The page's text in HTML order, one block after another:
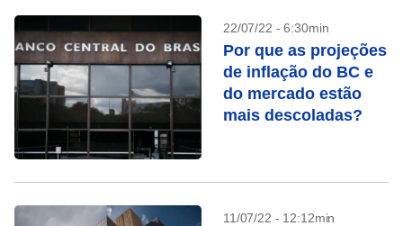
22/07/22 - 6:30min
Por que as projeções
de inflação do BC e
do mercado estão
mais descoladas?
11/07/22 - 12:12min